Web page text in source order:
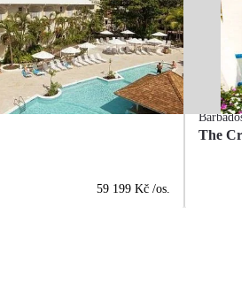
59 199 Kč /os.
Barbados
The